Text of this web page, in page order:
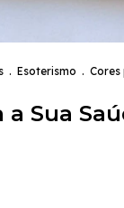
. Esoterismo . Cores
a Sua